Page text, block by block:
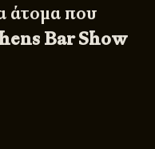
άτομα που
Bar Show